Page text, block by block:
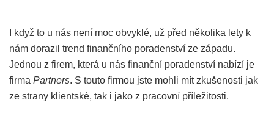
I když to u nás není moc obvyklé, už před několika lety k
nám dorazil trend finančního poradenství ze západu.
Jednou z firem, která u nás finanční poradenství nabízí je
firma Partners. S touto firmou jste mohli mít zkušenosti jak
ze strany klientské, tak i jako z pracovní příležitosti.